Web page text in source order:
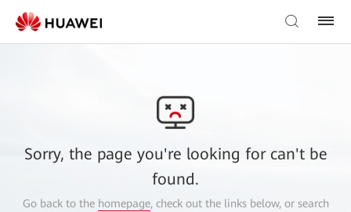
Sorry, the page you're looking for can't be
found.
Go back to the homepage, check out the links below, or search